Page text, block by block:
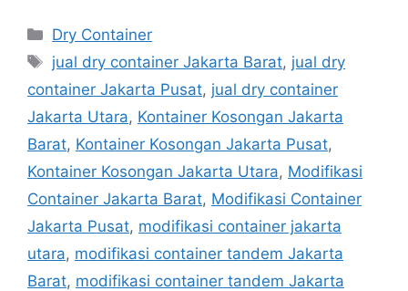
Categories
Dry Container
Tags
jual dry container Jakarta Barat, jual dry
container Jakarta Pusat, jual dry container
Jakarta Utara, Kontainer Kosongan Jakarta
Barat, Kontainer Kosongan Jakarta Pusat,
Kontainer Kosongan Jakarta Utara, Modifikasi
Container Jakarta Barat, Modifikasi Container
Jakarta Pusat, modifikasi container jakarta
utara, modifikasi container tandem Jakarta
Barat, modifikasi container tandem Jakarta